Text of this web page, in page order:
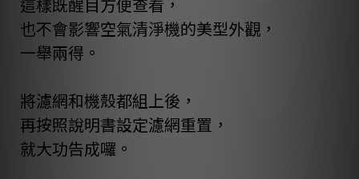
也不會影響空氣清淨機的美型外觀，
一舉兩得。
將濾網和機殼都組上後，
再按照說明書設定濾網重置，
就大功告成囉。